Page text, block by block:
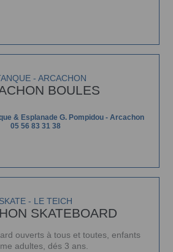
- ARCACHON
BOULES
& Esplanade G. Pompidou - Arcachon
05 56 83 31 38
SKATE - LE TEICH
SKATEBOARD
ouverts à tous et toutes, enfants
adultes, dés 3 ans.